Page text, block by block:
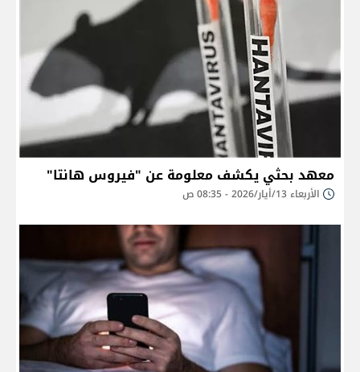
معهد بحثي يكشف معلومة عن "فيروس هانتا"
الأربعاء 13/أيار/2026 - 08:35 ص